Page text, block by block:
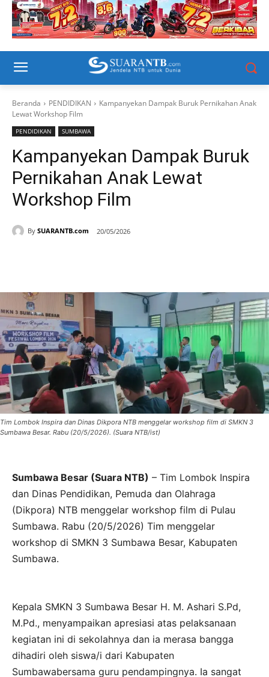
Beranda PENDIDIKAN
Kampanyekan Dampak Buruk Pernikahan Anak
Lewat Workshop Film
PENDIDIKAN SUMBAWA
Kampanyekan Dampak Buruk
Pernikahan Anak Lewat
Workshop Film
By SUARANTB.com 20/05/2026
Tim Lombok Inspira dan Dinas Dikpora NTB menggelar workshop film di SMKN 3
Sumbawa Besar. Rabu (20/5/2026). (Suara NTB/ist)
Sumbawa Besar (Suara NTB) – Tim Lombok Inspira
dan Dinas Pendidikan, Pemuda dan Olahraga
(Dikpora) NTB menggelar workshop film di Pulau
Sumbawa. Rabu (20/5/2026) Tim menggelar
workshop di SMKN 3 Sumbawa Besar, Kabupaten
Sumbawa.
Kepala SMKN 3 Sumbawa Besar H. M. Ashari S.Pd,
M.Pd., menyampaikan apresiasi atas pelaksanaan
kegiatan ini di sekolahnya dan ia merasa bangga
dihadiri oleh siswa/i dari Kabupaten
Sumbawabersama guru pendampingnya. Ia sangat